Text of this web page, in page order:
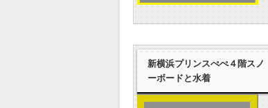
新横浜プリンスぺぺ４階スノ
ーボードと水着